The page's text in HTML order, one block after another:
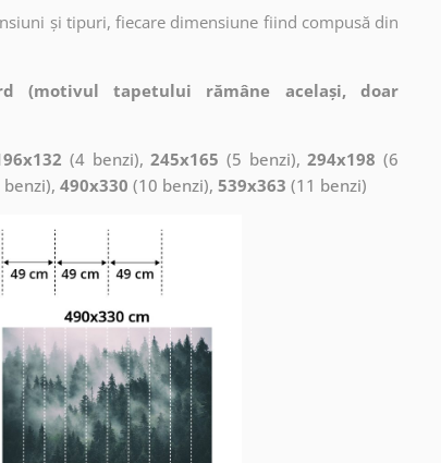
și tipuri, fiecare dimensiune fiind compusă din
(motivul tapetului rămâne același, doar
(4 benzi),245x165 (5 benzi),294x198 (6
benzi), 490x330 (10 benzi), 539x363 (11 benzi)